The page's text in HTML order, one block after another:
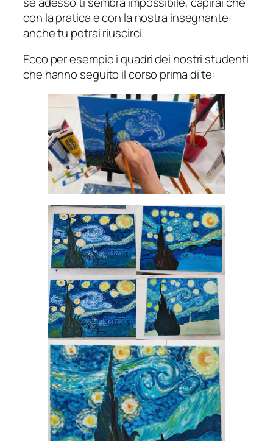
con la pratica e con la nostra insegnante
anche tu potrai riuscirci.
Ecco per esempio i quadri dei nostri studenti
che hanno seguito il corso prima di te: